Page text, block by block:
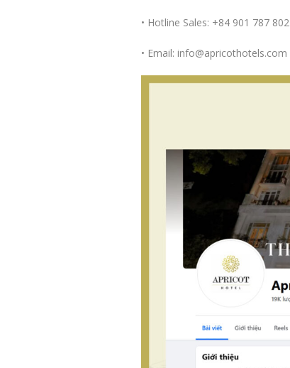
• Hotline Sales: +84 901 787 802
• Email: info@apricothotels.com